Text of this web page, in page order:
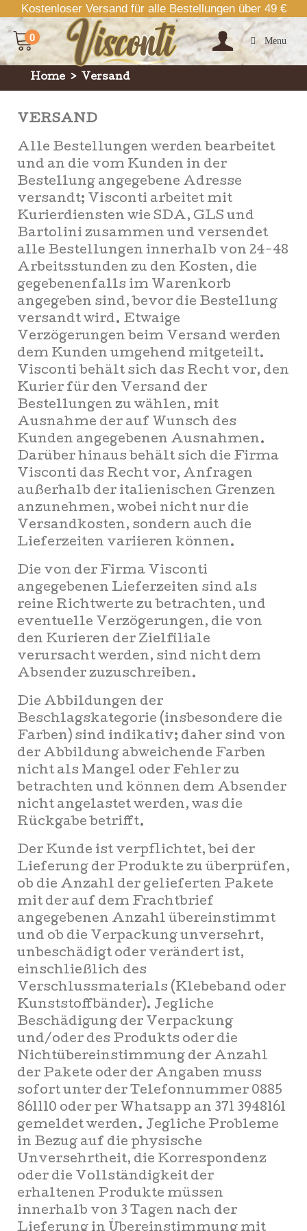
Kostenloser Versand für alle Bestellungen über 49 €
0 Menu
Home > Versand
VERSAND
Alle Bestellungen werden bearbeitet
und an die vom Kunden in der
Bestellung angegebene Adresse
versandt; Visconti arbeitet mit
Kurierdiensten wie SDA, GLS und
Bartolini zusammen und versendet
alle Bestellungen innerhalb von 24-48
Arbeitsstunden zu den Kosten, die
gegebenenfalls im Warenkorb
angegeben sind, bevor die Bestellung
versandt wird. Etwaige
Verzögerungen beim Versand werden
dem Kunden umgehend mitgeteilt.
Visconti behält sich das Recht vor, den
Kurier für den Versand der
Bestellungen zu wählen, mit
Ausnahme der auf Wunsch des
Kunden angegebenen Ausnahmen.
Darüber hinaus behält sich die Firma
Visconti das Recht vor, Anfragen
außerhalb der italienischen Grenzen
anzunehmen, wobei nicht nur die
Versandkosten, sondern auch die
Lieferzeiten variieren können.
Die von der Firma Visconti
angegebenen Lieferzeiten sind als
reine Richtwerte zu betrachten, und
eventuelle Verzögerungen, die von
den Kurieren der Zielfiliale
verursacht werden, sind nicht dem
Absender zuzuschreiben.
Die Abbildungen der
Beschlagskategorie (insbesondere die
Farben) sind indikativ; daher sind von
der Abbildung abweichende Farben
nicht als Mangel oder Fehler zu
betrachten und können dem Absender
nicht angelastet werden, was die
Rückgabe betrifft.
Der Kunde ist verpflichtet, bei der
Lieferung der Produkte zu überprüfen,
ob die Anzahl der gelieferten Pakete
mit der auf dem Frachtbrief
angegebenen Anzahl übereinstimmt
und ob die Verpackung unversehrt,
unbeschädigt oder verändert ist,
einschließlich des
Verschlussmaterials (Klebeband oder
Kunststoffbänder). Jegliche
Beschädigung der Verpackung
und/oder des Produkts oder die
Nichtübereinstimmung der Anzahl
der Pakete oder der Angaben muss
sofort unter der Telefonnummer 0885
861110 oder per Whatsapp an 371 3948161
gemeldet werden. Jegliche Probleme
in Bezug auf die physische
Unversehrtheit, die Korrespondenz
oder die Vollständigkeit der
erhaltenen Produkte müssen
innerhalb von 3 Tagen nach der